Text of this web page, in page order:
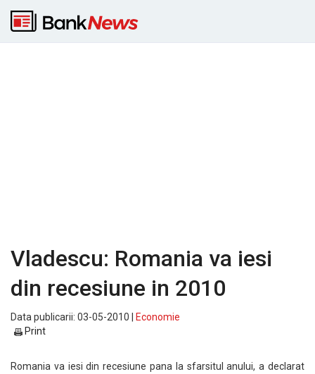
Vladescu: Romania va iesi
din recesiune in 2010
Data publicarii: 03-05-2010 |
Economie
Print
Romania va iesi din recesiune pana la sfarsitul anului, a declarat